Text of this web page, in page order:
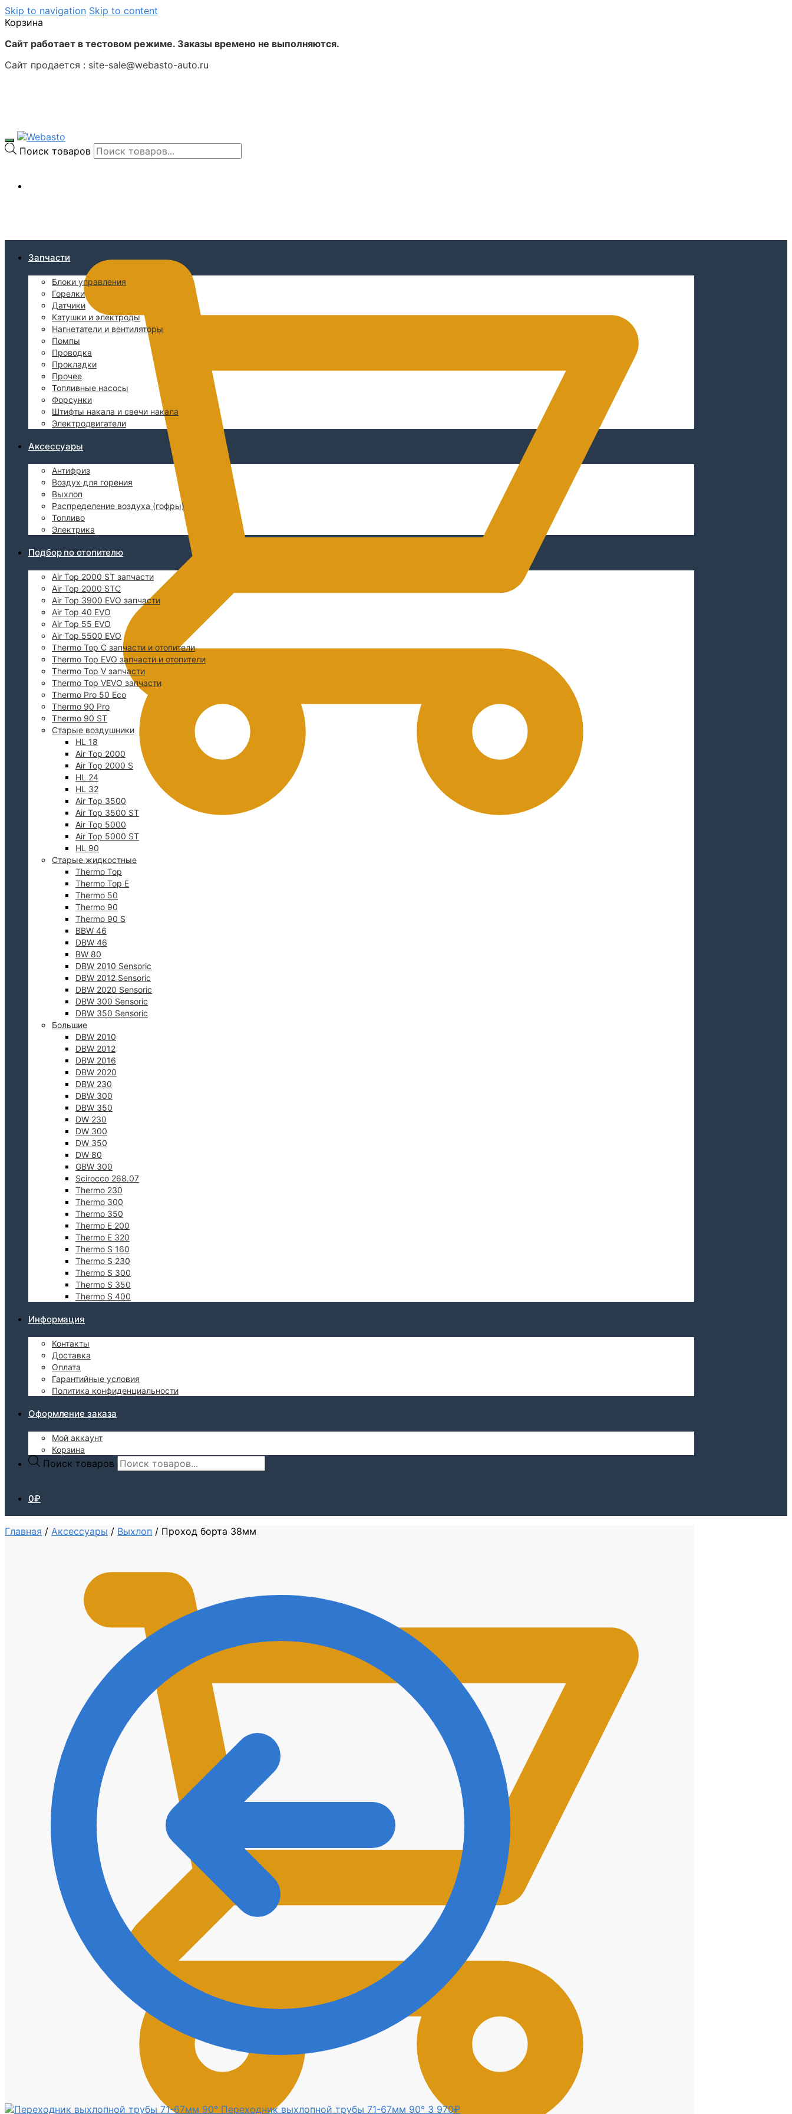
Skip to navigation Skip to content
Корзина
Сайт работает в тестовом режиме. Заказы времено не выполняются.
Сайт продается : site-sale@webasto-auto.ru
Поиск товаров
Запчасти
Блоки управления
Горелки
Датчики
Катушки и электроды
Нагнетатели и вентиляторы
Помпы
Проводка
Прокладки
Прочее
Топливные насосы
Форсунки
Штифты накала и свечи накала
Электродвигатели
Аксессуары
Антифриз
Воздух для горения
Выхлоп
Распределение воздуха (гофры)
Топливо
Электрика
Подбор по отопителю
Air Top 2000 ST запчасти
Air Top 2000 STC
Air Top 3900 EVO запчасти
Air Top 40 EVO
Air Top 55 EVO
Air Top 5500 EVO
Thermo Top C запчасти и отопители
Thermo Top EVO запчасти и отопители
Thermo Top V запчасти
Thermo Top VEVO запчасти
Thermo Pro 50 Eco
Thermo 90 Pro
Thermo 90 ST
Старые воздушники
HL 18
Air Top 2000
Air Top 2000 S
HL 24
HL 32
Air Top 3500
Air Top 3500 ST
Air Top 5000
Air Top 5000 ST
HL 90
Старые жидкостные
Thermo Top
Thermo Top E
Thermo 50
Thermo 90
Thermo 90 S
BBW 46
DBW 46
BW 80
DBW 2010 Sensoric
DBW 2012 Sensoric
DBW 2020 Sensoric
DBW 300 Sensoric
DBW 350 Sensoric
Большие
DBW 2010
DBW 2012
DBW 2016
DBW 2020
DBW 230
DBW 300
DBW 350
DW 230
DW 300
DW 350
DW 80
GBW 300
Scirocco 268.07
Thermo 230
Thermo 300
Thermo 350
Thermo E 200
Thermo E 320
Thermo S 160
Thermo S 230
Thermo S 300
Thermo S 350
Thermo S 400
Информация
Контакты
Доставка
Оплата
Гарантийные условия
Политика конфиденциальности
Оформление заказа
Мой аккаунт
Корзина
Поиск товаров
0₽
Главная / Аксессуары / Выхлоп / Проход борта 38мм
Переходник выхлопной трубы 71-67мм 90° 3 970₽